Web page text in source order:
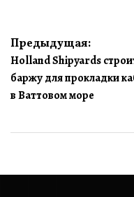
Навигация
по
записям
Предыдущая:
Holland Shipyards
баржу для прокладки
в Ваттовом море